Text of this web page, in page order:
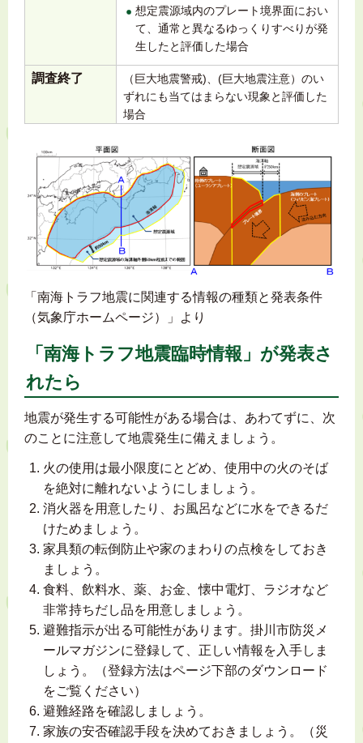
想定震源域内のプレート境界面におい
て、通常と異なるゆっくりすべりが発
生したと評価した場合
調査終了
（巨大地震警戒)、(巨大地震注意）のい
ずれにも当てはまらない現象と評価した
場合
「南海トラフ地震に関連する情報の種類と発表条件
（気象庁ホームページ）」より
「南海トラフ地震臨時情報」が発表さ
れたら
地震が発生する可能性がある場合は、あわてずに、次
のことに注意して地震発生に備えましょう。
火の使用は最小限度にとどめ、使用中の火のそば
を絶対に離れないようにしましょう。
消火器を用意したり、お風呂などに水をできるだ
けためましょう。
家具類の転倒防止や家のまわりの点検をしておき
ましょう。
食料、飲料水、薬、お金、懐中電灯、ラジオなど
非常持ちだし品を用意しましょう。
避難指示が出る可能性があります。掛川市防災メ
ールマガジンに登録して、正しい情報を入手しま
しょう。（登録方法はページ下部のダウンロード
をご覧ください）
避難経路を確認しましょう。
家族の安否確認手段を決めておきましょう。（災